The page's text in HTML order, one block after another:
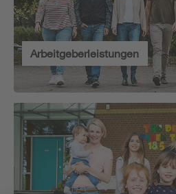
Arbeitgeberleistungen